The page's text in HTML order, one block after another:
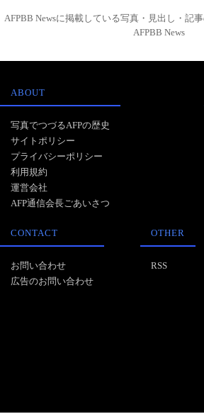
AFPBB Newsに掲載している写真・見出し・記
AFPBB News
ABOUT
写真でつづるAFPの歴史
サイトポリシー
プライバシーポリシー
利用規約
運営会社
AFP通信会長ごあいさつ
CONTACT
お問い合わせ
広告のお問い合わせ
OTHER
RSS